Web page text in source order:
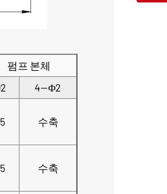
펌프 본체
4—Φ2
수축
수축